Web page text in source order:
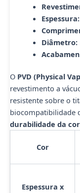
Espessura:
Diâmetro:
O PVD (Physical
revestimento a
resistente sobre o
biocompatibilidade
durabilidade da cor
Cor
Espessura x